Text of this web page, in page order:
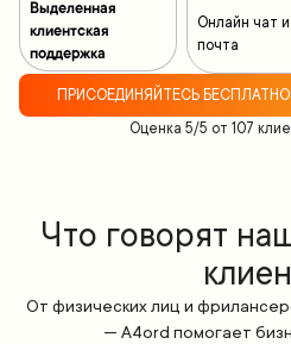
Выделенная
клиентская
поддержка
Онлайн чат и
почта
ПРИСОЕДИНЯЙТЕСЬ
Оценка 5/5 от 107
Что говорят
От физических лиц и
— A4ord помогает